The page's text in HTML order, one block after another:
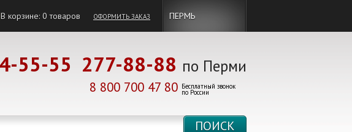
В корзине: 0товаров ОФОРМИТЬ ЗАКАЗ ПЕРМЬ
55-55 277-88-88 по Перми
8 800 700 47 80 Бесплатный звонок
по России